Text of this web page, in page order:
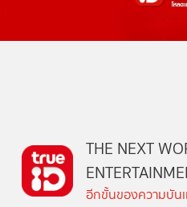
THE NEXT
อีกขั้นของความบัน